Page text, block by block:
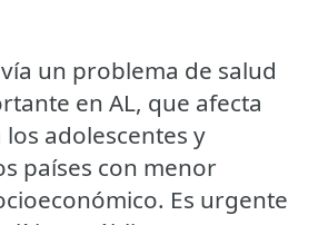
un problema de salud
en AL, que afecta
adolescentes y
países con menor
Es urgente